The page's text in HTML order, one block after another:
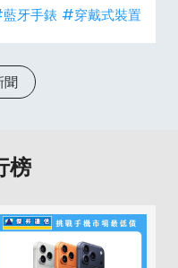
牙手錶 #穿戴式裝置
聞
榜